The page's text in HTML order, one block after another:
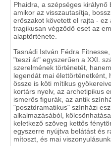
Phaidra, a szépséges
amikor az visszautasítja,
erőszakot követett el rajta -
tragikusan végződő eset az
alaptörténete.
Tasnádi István Fédra
"teszi át" egyszerűen a XXI.
szerelmének történetét,
legendát mai élettörténetként,
össze is köti mítikus
kortárs nyelv, az archetipikus
ismerős figurák, az antik
"posztdramatikus" színházi
alkalmazásából,
keletkező szöveg kettős
egyszerre nyújtva belátást és
mítoszt, és mai